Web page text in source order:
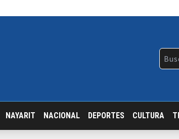
NAYARIT NACIONAL DEPORTES CULTURA